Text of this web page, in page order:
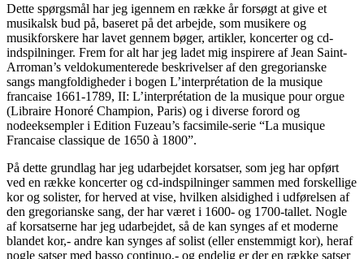
Dette spørgsmål har jeg igennem en række år forsøgt at give et
musikalsk bud på, baseret på det arbejde, som musikere og
musikforskere har lavet gennem bøger, artikler, koncerter og cd-
indspilninger. Frem for alt har jeg ladet mig inspirere af Jean Saint-
Arroman’s veldokumenterede beskrivelser af den gregorianske
sangs mangfoldigheder i bogen L’interprétation de la musique
francaise 1661-1789, II: L’interprétation de la musique pour orgue
(Libraire Honoré Champion, Paris) og i diverse forord og
nodeeksempler i Edition Fuzeau’s facsimile-serie “La musique
Francaise classique de 1650 à 1800”.
På dette grundlag har jeg udarbejdet korsatser, som jeg har opført
ved en række koncerter og cd-indspilninger sammen med forskellige
kor og solister, for herved at vise, hvilken alsidighed i udførelsen af
den gregorianske sang, der har været i 1600- og 1700-tallet. Nogle
af korsatserne har jeg udarbejdet, så de kan synges af et moderne
blandet kor,- andre kan synges af solist (eller enstemmigt kor), heraf
nogle satser med basso continuo,- og endelig er der en række satser